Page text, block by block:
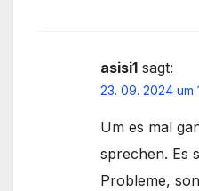
asisi1 sagt:
23. 09. 2024 um
Um es mal
sprechen. Es
Probleme,